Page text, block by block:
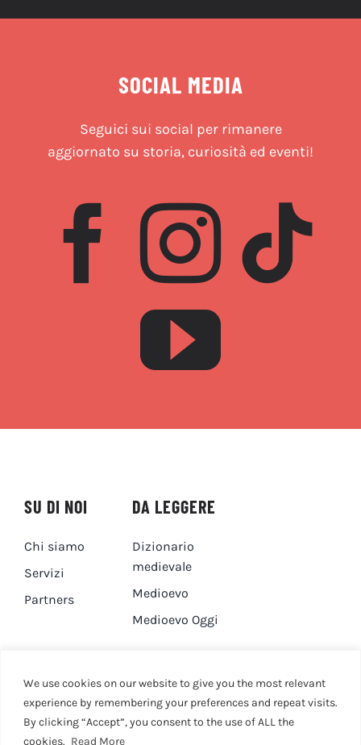
We use cookies on our website to give you the most relevant
experience by remembering your preferences and repeat visits.
By clicking “Accept”, you consent to the use of ALL the
cookies. Read More
SOCIAL MEDIA
Seguici sui social per rimanere
aggiornato su storia, curiosità ed eventi!
SU DI NOI
Chi siamo
Servizi
Partners
DA LEGGERE
Dizionario
medievale
Medioevo
Medioevo Oggi
DA GUARDARE
Canale YouTube
CONTATTI
Contatti